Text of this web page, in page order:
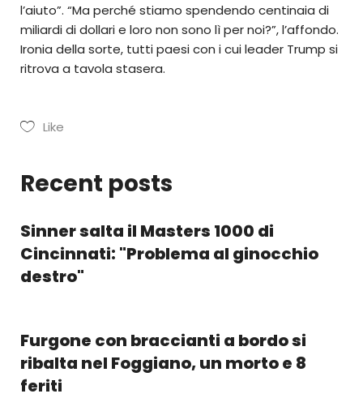
l’aiuto”. “Ma perché stiamo spendendo centinaia di
miliardi di dollari e loro non sono lì per noi?”, l’affondo.
Ironia della sorte, tutti paesi con i cui leader Trump si
ritrova a tavola stasera.
Like
Recent posts
Sinner salta il Masters 1000 di
Cincinnati: "Problema al ginocchio
destro"
Furgone con braccianti a bordo si
ribalta nel Foggiano, un morto e 8
feriti